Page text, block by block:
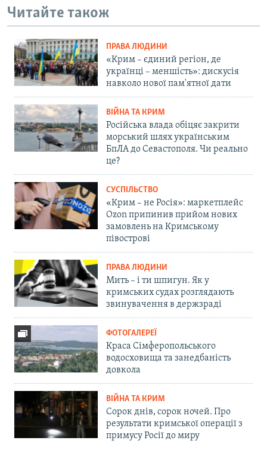
Читайте також
ПРАВА ЛЮДИНИ
«Крим – єдиний регіон, де
українці – меншість»: дискусія
навколо нової пам'ятної дати
ВІЙНА ТА КРИМ
Російська влада обіцяє закрити
морський шлях українським
БпЛА до Севастополя. Чи реально
це?
СУСПІЛЬСТВО
«Крим – не Росія»: маркетплейс
Ozon припинив прийом нових
замовлень на Кримському
півострові
ПРАВА ЛЮДИНИ
Мить – і ти шпигун. Як у
кримських судах розглядають
звинувачення в держзраді
ФОТОГАЛЕРЕЇ
Краса Сімферопольського
водосховища та занедбаність
довкола
ВІЙНА ТА КРИМ
Сорок днів, сорок ночей. Про
результати кримської операції з
примусу Росії до миру